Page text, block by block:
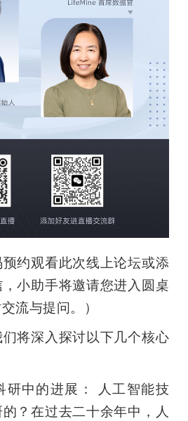
预约观看此次线上论坛或添
小助手将邀请您进入圆桌
流与提问。）
将深入探讨以下几个核心
研中的进展： 人工智能技
？在过去二十余年中，人